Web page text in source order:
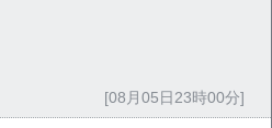
[08月05日23時00分]